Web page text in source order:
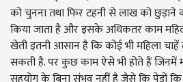
को चुनना तथा फिर टहनी से लाख को छुड़ाने
किया जाता है और इसके अधिकतर काम
खेती इतनी आसान है कि कोई भी महिला
सकती है. पर कुछ काम ऐसे भी होते हैं